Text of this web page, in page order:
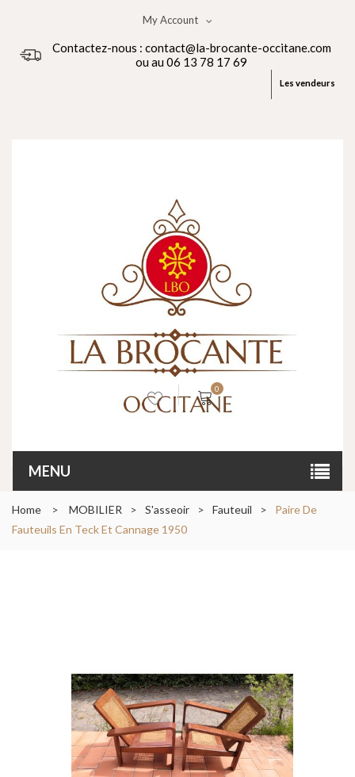
My Account
Contactez-nous : contact@la-brocante-occitane.com
ou au 06 13 78 17 69
Les vendeurs
0
MENU
Home > MOBILIER > S'asseoir > Fauteuil >
Paire De
Fauteuils En Teck Et Cannage 1950